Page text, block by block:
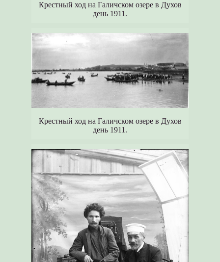
Крестный ход на Галичском озере в Духов
день 1911.
Крестный ход на Галичском озере в Духов
день 1911.